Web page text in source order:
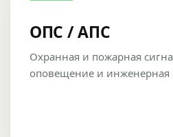
ОПС / АПС
Охранная и пожарная
оповещение и инженерная